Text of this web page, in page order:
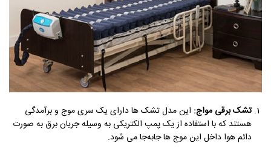
تشک برقی مواج: این مدل تشک ها دارای یک سری موج و برآمدگی
هستند که با استفاده از یک پمپ الکتریکی به وسیله جریان برق به صورت
دائم هوا داخل این موج ها جابه‌جا می شود.